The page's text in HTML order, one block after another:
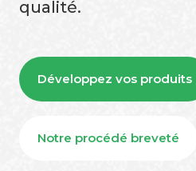
qualité.
Développez vos produits
Notre procédé breveté